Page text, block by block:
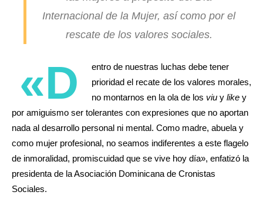
Internacional de la Mujer, así como por el
rescate de los valores sociales.
«D
entro de nuestras luchas debe tener
prioridad el recate de los valores morales,
no montarnos en la ola de los viu y like y
por amiguismo ser tolerantes con expresiones que no aportan
nada al desarrollo personal ni mental. Como madre, abuela y
como mujer profesional, no seamos indiferentes a este flagelo
de inmoralidad, promiscuidad que se vive hoy día», enfatizó la
presidenta de la Asociación Dominicana de Cronistas
Sociales.